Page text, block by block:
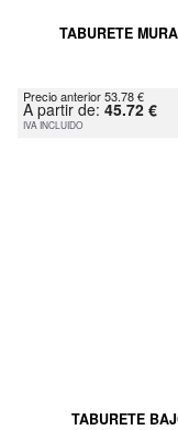
TABURETE
Precio anterior 53.78 €
A partir de: 45.72 €
IVA INCLUIDO
TABURETE